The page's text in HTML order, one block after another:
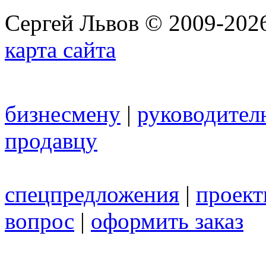
Сергей Львов © 2009-
карта сайта
бизнесмену |
продавцу
спецпредложения |
вопрос | оформить заказ